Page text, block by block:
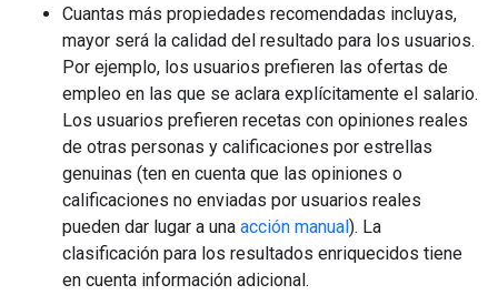
Cuantas más propiedades recomendadas incluyas,
mayor será la calidad del resultado para los usuarios.
Por ejemplo, los usuarios prefieren las ofertas de
empleo en las que se aclara explícitamente el salario.
Los usuarios prefieren recetas con opiniones reales
de otras personas y calificaciones por estrellas
genuinas (ten en cuenta que las opiniones o
calificaciones no enviadas por usuarios reales
pueden dar lugar a una acción manual). La
clasificación para los resultados enriquecidos tiene
en cuenta información adicional.